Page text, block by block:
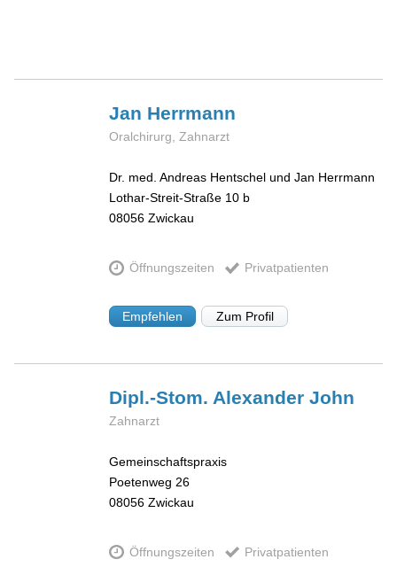
Jan Herrmann
Oralchirurg, Zahnarzt
Dr. med. Andreas Hentschel und Jan Herrmann
Lothar-Streit-Straße 10 b
08056 Zwickau
Öffnungszeiten Privatpatienten
Empfehlen Zum Profil
Dipl.-Stom. AlexanderJohn
Zahnarzt
Gemeinschaftspraxis
Poetenweg 26
08056 Zwickau
Öffnungszeiten Privatpatienten